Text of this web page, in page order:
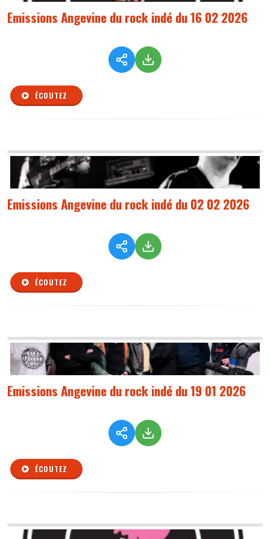
Emissions Angevine du rock indé du 16 02 2026
ÉCOUTEZ
Emissions Angevine du rock indé du 02 02 2026
ÉCOUTEZ
Emissions Angevine du rock indé du 19 01 2026
ÉCOUTEZ